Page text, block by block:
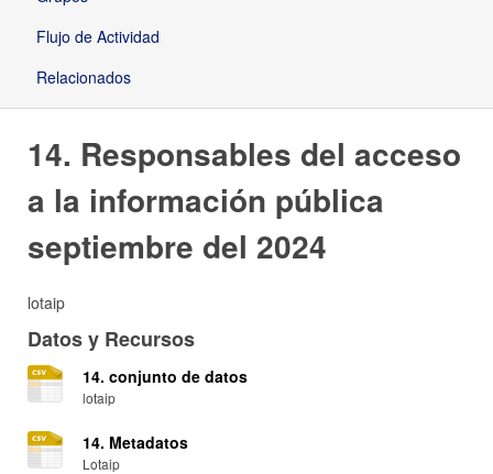
Flujo de Actividad
Relacionados
14. Responsables del acceso
a la información pública
septiembre del 2024
lotaip
Datos y Recursos
14. conjunto de datos
lotaip
14. Metadatos
Lotaip